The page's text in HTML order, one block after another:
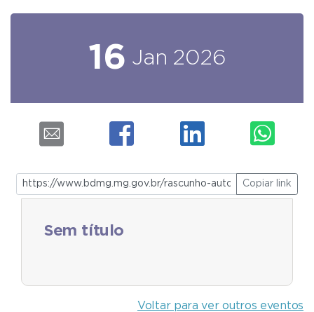
16 Jan 2026
Copiar link
Sem título
Voltar para ver outros eventos